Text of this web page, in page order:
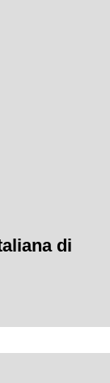
di